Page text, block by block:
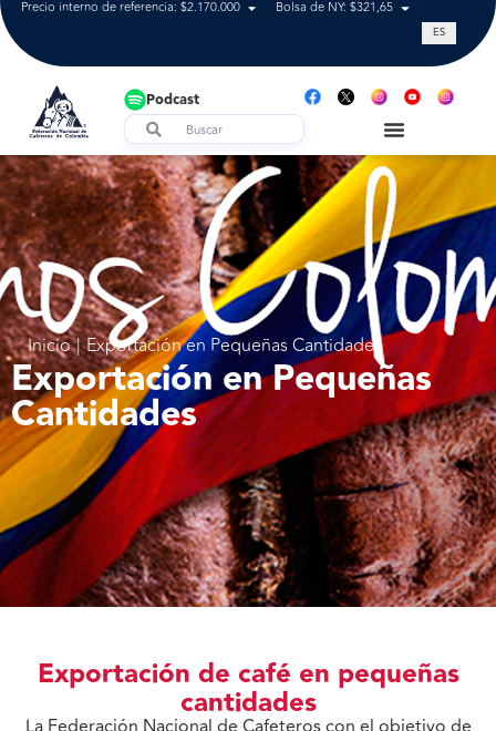
Precio interno de referencia: $2.170.000 Bolsa de NY: $321,65 Tasa de
ES
Podcast
Inicio | Exportación en Pequeñas Cantidades
Exportación en Pequeñas
Cantidades
Exportación de café en pequeñas
cantidades